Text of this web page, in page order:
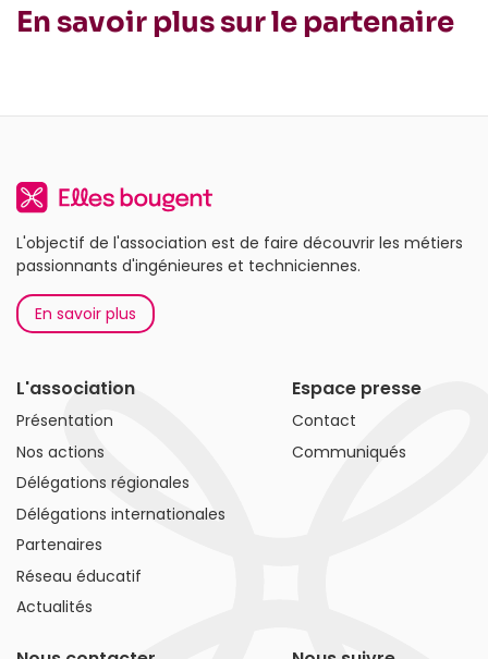
En savoir plus sur le partenaire
L'objectif de l'association est de faire découvrir les métiers
passionnants d'ingénieures et techniciennes.
En savoir plus
L'association
Présentation
Nos actions
Délégations régionales
Délégations internationales
Partenaires
Réseau éducatif
Actualités
Espace presse
Contact
Communiqués